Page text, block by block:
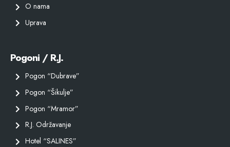
O nama
Uprava
Pogoni / R.J.
Pogon “Dubrave”
Pogon “Šikulje”
Pogon “Mramor”
R.J. Održavanje
Hotel “SALINES”